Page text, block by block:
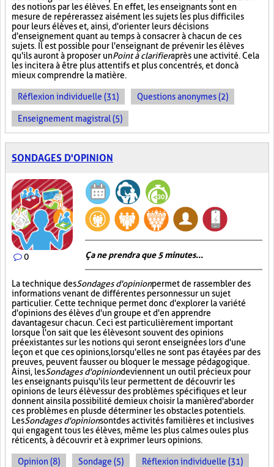
des notions par les élèves. En effet, les enseignants sont en
mesure de repérer assez aisément les sujets les plus difficiles
pour leurs élèves et, ainsi, d'orienter leurs décisions
d'enseignement quant au temps à consacrer à chacun de ces
sujets. Il est possible pour l'enseignant de prévenir les élèves
qu'ils auront à proposer unPoint à clarifieraprès une activité. Cela
les incitera à être plus attentifs et plus concentrés, et donc à
mieux comprendre la matière.
Réflexion individuelle (31) Questions anonymes (2)
Enseignement magistral (5)
SONDAGES D'OPINION
0 Ça ne prendra que 5 minutes...
La technique desSondages d'opinionpermet de rassembler des
informations venant de différentes personnes sur un sujet
particulier. Cette technique permet donc d'explorer la variété
d'opinions des élèves d'un groupe et d'en apprendre
davantage sur chacun. Ceci est particulièrement important
lorsque l'on sait que les élèves ont souvent des opinions
préexistantes sur les notions qui seront enseignées lors d'une
leçon et que ces opinions, lorsqu'elles ne sont pas étayées par des
preuves, peuvent fausser ou bloquer le message pédagogique.
Ainsi, lesSondages d'opiniondeviennent un outil précieux pour
les enseignants puisqu'ils leur permettent de découvrir les
opinions de leurs élèves sur des problèmes spécifiques et leur
donnent ainsi la possibilité de mieux choisir la manière d'aborder
ces problèmes en plus de déterminer les obstacles potentiels.
LesSondages d'opinionsont des activités familières et inclusives
qui engagent tous les élèves, même les plus calmes ou les plus
réticents, à découvrir et à exprimer leurs opinions.
Opinion (8) Sondage (5) Réflexion individuelle (31)